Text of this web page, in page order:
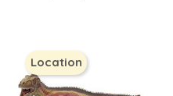
Location